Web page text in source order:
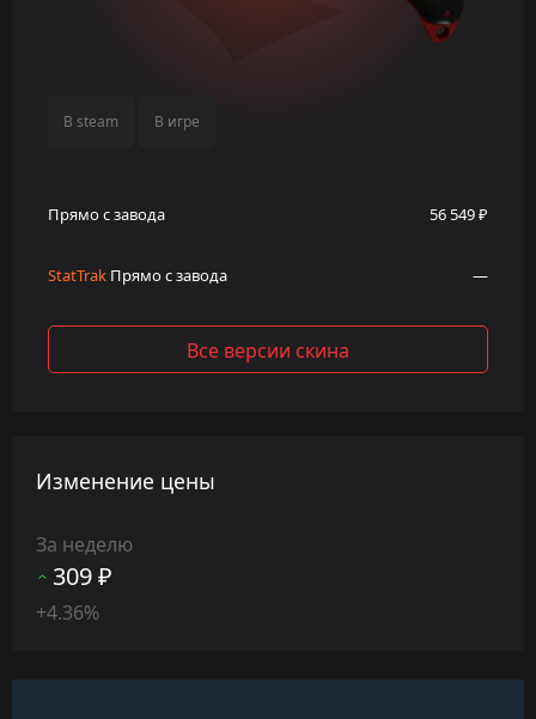
В steam В игре
Прямо с завода 56 549 ₽
StatTrak Прямо с завода —
Все версии скина
Изменение цены
За неделю
309 ₽
+4.36%